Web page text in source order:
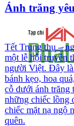
Ánh trăng
Tết Trung thu –
một lễ hội truyền
người Việt. Đây là
bánh kẹo, hoa
cỗ dưới ánh trăng
những chiếc lồng
chiếc mặt nạ ngộ
quên.